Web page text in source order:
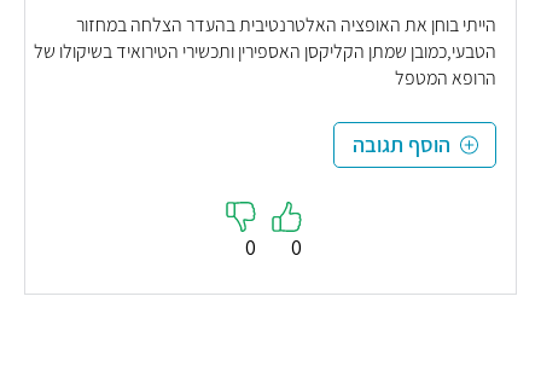
הייתי בוחן את האופציה האלטרנטיבית בהעדר הצלחה במחזור
הטבעי,כמובן שמתן הקליקסן האספירין ותכשירי הטירואיד בשיקולו של
הרופא המטפל
הוסף תגובה
0
0